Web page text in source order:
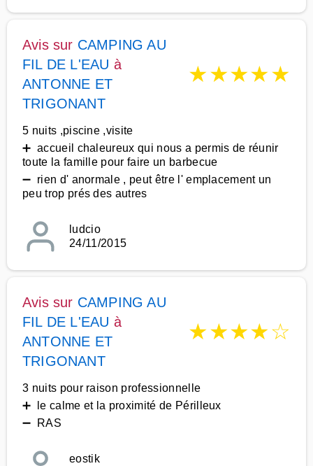
Avis sur CAMPING AU
FIL DE L'EAU à
ANTONNE ET
TRIGONANT
★★★★★
5 nuits ,piscine ,visite
➕ accueil chaleureux qui nous a permis de réunir
toute la famille pour faire un barbecue
➖ rien d' anormale , peut être l' emplacement un
peu trop prés des autres
ludcio
24/11/2015
Avis sur CAMPING AU
FIL DE L'EAU à
ANTONNE ET
TRIGONANT
★★★★☆
3 nuits pour raison professionnelle
➕ le calme et la proximité de Périlleux
➖ RAS
eostik